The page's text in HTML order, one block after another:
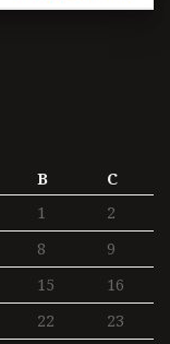
B
C
1
2
8
9
15
16
22
23